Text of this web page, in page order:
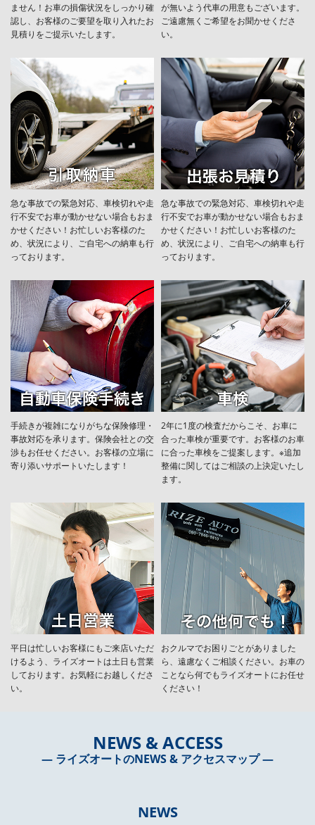
ません！お車の損傷状況をしっかり確
認し、お客様のご要望を取り入れたお
見積りをご提示いたします。
が無いよう代車の用意もございます。
ご遠慮無くご希望をお聞かせくださ
い。
急な事故での緊急対応、車検切れや走
行不安でお車が動かせない場合もおま
かせください！お忙しいお客様のた
め、状況により、ご自宅への納⾞も⾏
っております。
急な事故での緊急対応、車検切れや走
行不安でお車が動かせない場合もおま
かせください！お忙しいお客様のた
め、状況により、ご自宅への納⾞も⾏
っております。
手続きが複雑になりがちな保険修理・
事故対応を承ります。保険会社との交
渉もお任せください。お客様の立場に
寄り添いサポートいたします！
2年に1度の検査だからこそ、お車に
合った車検が重要です。お客様のお車
に合った車検をご提案します。※追加
整備に関してはご相談の上決定いたし
ます。
平日は忙しいお客様にもご来店いただ
けるよう、ライズオートは土日も営業
しております。お気軽にお越しくださ
い。
おクルマでお困りごとがありました
ら、遠慮なくご相談ください。お車の
ことなら何でもライズオートにお任せ
ください！
NEWS & ACCESS
― ライズオートのNEWS & アクセスマップ ―
NEWS